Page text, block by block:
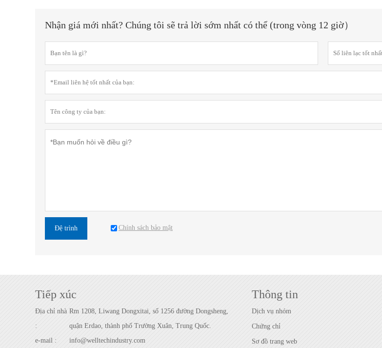
Nhận giá mới nhất? Chúng tôi sẽ trả lời sớm nhất có thể (trong vòng 12 giờ）
Đệ trình Chính sách bảo mật
Tiếp xúc
Địa chỉ nhà
:
Rm 1208, Liwang Dongxitai, số 1256 đường Dongsheng,
quận Erdao, thành phố Trường Xuân, Trung Quốc.
e-mail :
info@welltechindustry.com
Thông tin
Dịch vụ nhóm
Chứng chỉ
Sơ đồ trang web